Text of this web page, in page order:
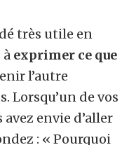
très utile en
exprimer ce que
l’autre
Lorsqu’un de vos
envie d’aller
: « Pourquoi